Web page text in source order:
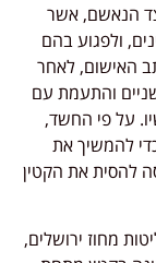
הנאשם, אשר
ולפגוע בהם
האישום, לאחר
והתעמת עם
על פי החשד,
להמשיך את
להסית את הקטין
מחוז ירושלים,